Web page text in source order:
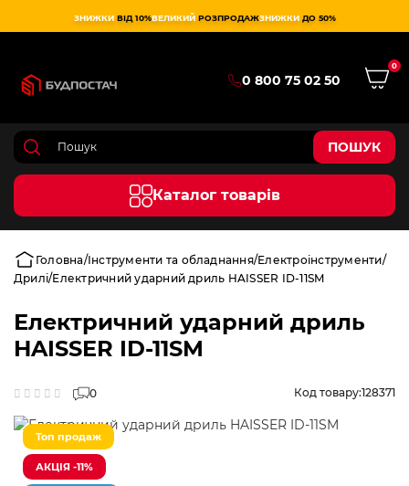
ЗНИЖКИ ВІД 10%ВЕЛИКИЙ РОЗПРОДАЖЗНИЖКИ ДО 50%
0 800 75 02 50
0
ПОШУК
Каталог товарів
Головна Інструменти та обладнання Електроінструменти
Дрилі Електричний ударний дриль HAISSER ID-11SM
Електричний ударний дриль
HAISSER ID-11SM
0 Код товару:128371
Топ продаж
АКЦІЯ -11%